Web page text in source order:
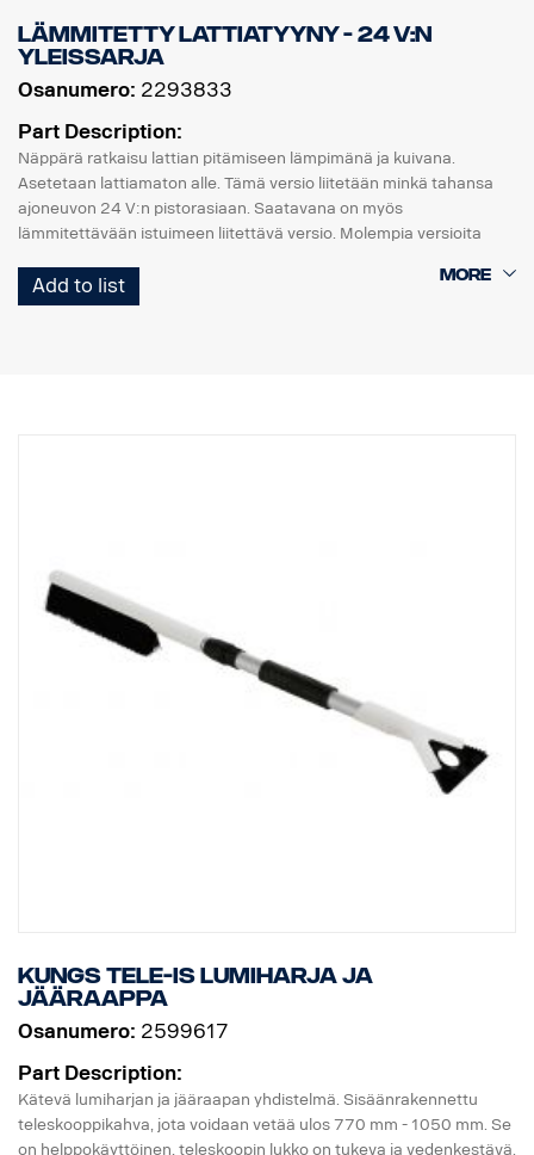
Lämmitetty lattiatyyny - 24 V:n
yleissarja
Osanumero: 2293833
Part Description:
Näppärä ratkaisu lattian pitämiseen lämpimänä ja kuivana.
Asetetaan lattiamaton alle. Tämä versio liitetään minkä tahansa
ajoneuvon 24 V:n pistorasiaan. Saatavana on myös
lämmitettävään istuimeen liitettävä versio. Molempia versioita
Add to list
Kungs Tele-Is lumiharja ja
jääraappa
Osanumero: 2599617
Part Description:
Kätevä lumiharjan ja jääraapan yhdistelmä. Sisäänrakennettu
teleskooppikahva, jota voidaan vetää ulos 770 mm - 1050 mm. Se
on helppokäyttöinen, teleskoopin lukko on tukeva ja vedenkestävä.